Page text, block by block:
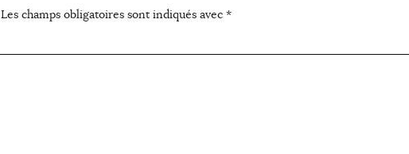
Les champs obligatoires sont indiqués avec *